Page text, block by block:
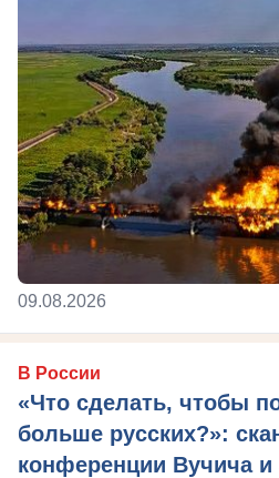
09.08.2026
В России
«Что сделать, чтобы
больше русских?»:
конференции Вучича и